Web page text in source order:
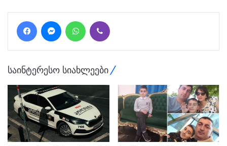
FacebookMessengerWhatsApp
საინტერესო სიახლეები